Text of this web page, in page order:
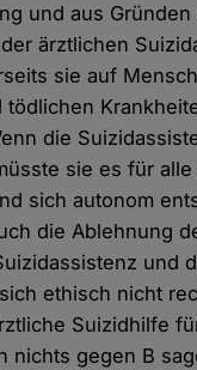
und aus
ärztlichen
sie auf
tödlichen
die
sie es für
sich autonom
die Ablehnung
und
ethisch nicht
Suizidhilfe
nichts gegen B